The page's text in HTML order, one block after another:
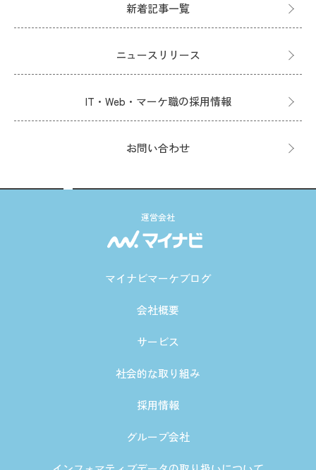
新着記事一覧
ニュースリリース
IT・Web・マーケ職の採用情報
お問い合わせ
運営会社
マイナビマーケブログ
会社概要
サービス
社会的な取り組み
採用情報
グループ会社